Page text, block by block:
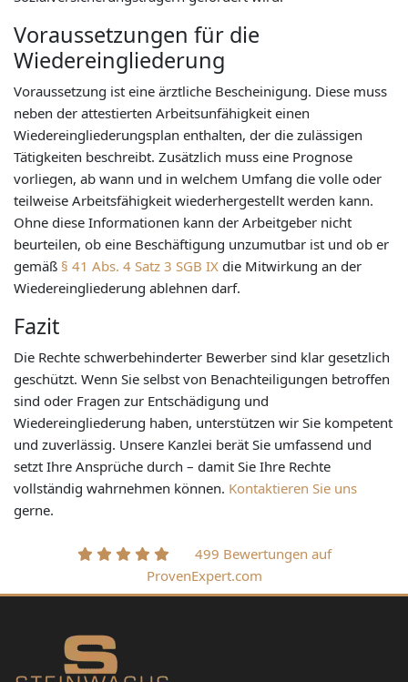
Voraussetzungen für die
Wiedereingliederung
Voraussetzung ist eine ärztliche Bescheinigung. Diese muss
neben der attestierten Arbeitsunfähigkeit einen
Wiedereingliederungsplan enthalten, der die zulässigen
Tätigkeiten beschreibt. Zusätzlich muss eine Prognose
vorliegen, ab wann und in welchem Umfang die volle oder
teilweise Arbeitsfähigkeit wiederhergestellt werden kann.
Ohne diese Informationen kann der Arbeitgeber nicht
beurteilen, ob eine Beschäftigung unzumutbar ist und ob er
gemäß § 41 Abs. 4 Satz 3 SGB IX die Mitwirkung an der
Wiedereingliederung ablehnen darf.
Fazit
Die Rechte schwerbehinderter Bewerber sind klar gesetzlich
geschützt. Wenn Sie selbst von Benachteiligungen betroffen
sind oder Fragen zur Entschädigung und
Wiedereingliederung haben, unterstützen wir Sie kompetent
und zuverlässig. Unsere Kanzlei berät Sie umfassend und
setzt Ihre Ansprüche durch – damit Sie Ihre Rechte
vollständig wahrnehmen können. Kontaktieren Sie uns
gerne.
499 Bewertungen auf
ProvenExpert.com